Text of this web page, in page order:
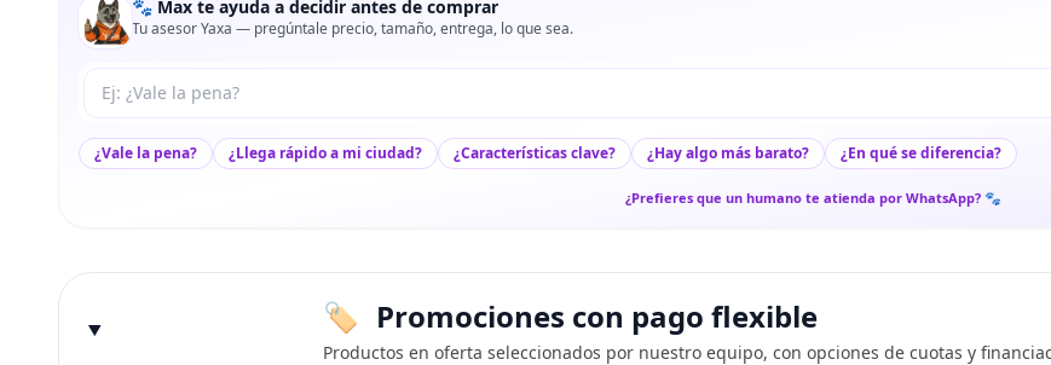
🐾 Max te ayuda a decidir antes de comprar
Tu asesor Yaxa — pregúntale precio, tamaño, entrega, lo que sea.
Tu pregunta a Max
¿Vale la pena? ¿Llega rápido a mi ciudad? ¿Características clave? ¿Hay algo más barato? ¿En qué se diferencia?
¿Prefieres que un humano te atienda por WhatsApp? 🐾
Promociones con pago flexible
Productos en oferta seleccionados por nuestro equipo, con opciones de cuotas y